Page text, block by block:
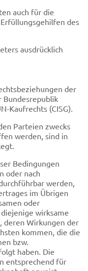
auch für die
des
ausdrücklich
der
Bundesrepublik
Kaufrechts (CISG).
Parteien zwecks
werden, sind in
Bedingungen
oder nach
werden,
im Übrigen
oder
wirksame
deren Wirkungen der
kommen, die die
bzw.
haben. Die
entsprechend für